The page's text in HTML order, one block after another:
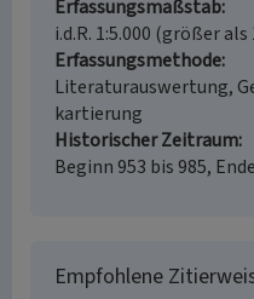
Erfassungsmaßstab
i.d.R. 1:5.000 (größer als
Erfassungsmethode
Literaturauswertung,
kartierung
Historischer Zeitraum
Beginn 953 bis 985,
Empfohlene